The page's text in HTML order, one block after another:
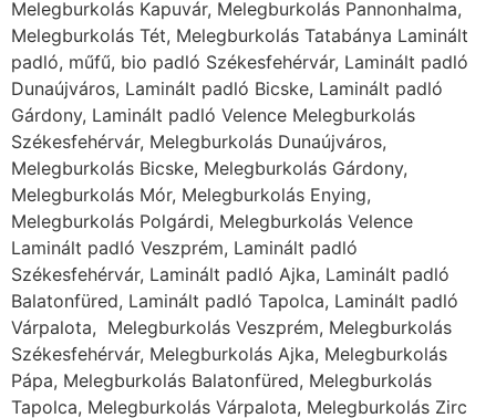
Melegburkolás Kapuvár, Melegburkolás Pannonhalma,
Melegburkolás Tét, Melegburkolás Tatabánya Laminált
padló, műfű, bio padló Székesfehérvár, Laminált padló
Dunaújváros, Laminált padló Bicske, Laminált padló
Gárdony, Laminált padló Velence Melegburkolás
Székesfehérvár, Melegburkolás Dunaújváros,
Melegburkolás Bicske, Melegburkolás Gárdony,
Melegburkolás Mór, Melegburkolás Enying,
Melegburkolás Polgárdi, Melegburkolás Velence
Laminált padló Veszprém, Laminált padló
Székesfehérvár, Laminált padló Ajka, Laminált padló
Balatonfüred, Laminált padló Tapolca, Laminált padló
Várpalota, Melegburkolás Veszprém, Melegburkolás
Székesfehérvár, Melegburkolás Ajka, Melegburkolás
Pápa, Melegburkolás Balatonfüred, Melegburkolás
Tapolca, Melegburkolás Várpalota, Melegburkolás Zirc